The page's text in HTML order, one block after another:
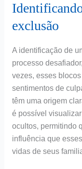
exclusão
A identificação de
processo
vezes, esses
sentimentos de
têm uma origem
é possível
ocultos, permitindo
influência que
vidas de seus